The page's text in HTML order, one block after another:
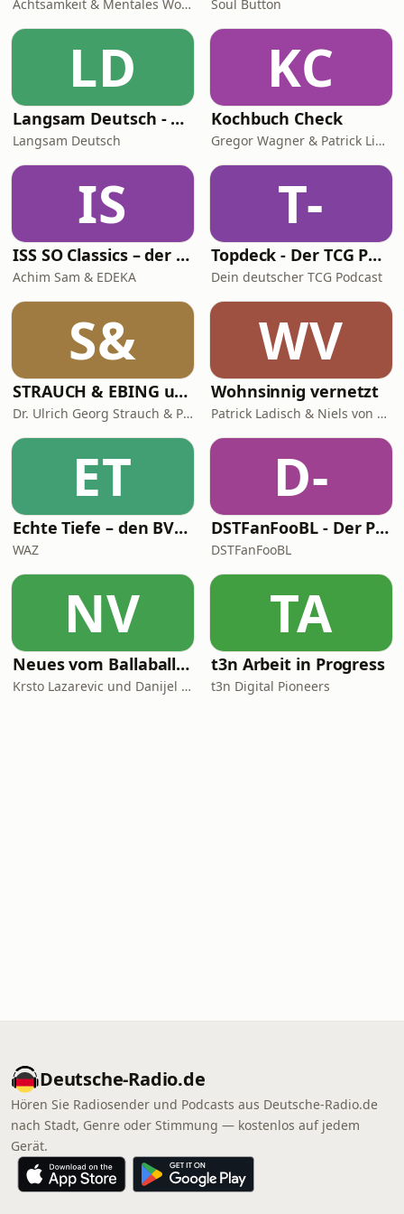
Achtsamkeit & Mentales Wohlbefinden Soul Button
LD
Langsam Deutsch - Deutsch lernen
Langsam Deutsch
KC
Kochbuch Check
Gregor Wagner & Patrick Linke
IS
ISS SO Classics – der Ernährungspodcast mit Achim Sam (Wiederholungen)
Achim Sam & EDEKA
T-
Topdeck - Der TCG Podcast
Dein deutscher TCG Podcast
S&
STRAUCH & EBING ungeskriptet
Dr. Ulrich Georg Strauch & Prof. Dr. Jens Ebing
WV
Wohnsinnig vernetzt
Patrick Ladisch & Niels von Breymann
ET
Echte Tiefe – den BVB verstehen
WAZ
D-
DSTFanFooBL - Der Podcast zur Down Set Talk! Fantasy Football Bundesliga
DSTFanFooBL
NV
Neues vom Ballaballa-Balkan
Krsto Lazarevic und Danijel Majic
TA
t3n Arbeit in Progress
t3n Digital Pioneers
Deutsche-Radio.de
Hören Sie Radiosender und Podcasts aus Deutsche-Radio.de
nach Stadt, Genre oder Stimmung — kostenlos auf jedem
Gerät.